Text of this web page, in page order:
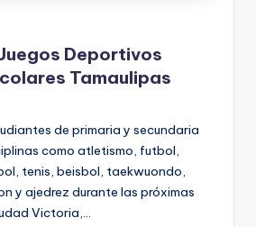
Deportivos
Tamaulipas
de primaria y secundaria
como atletismo, futbol,
tenis, beisbol, taekwuondo,
y ajedrez durante las próximas
Victoria,…